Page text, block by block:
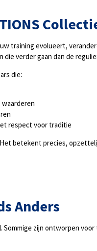
training evolueert,
verder gaan dan de
die:
waarderen
respect voor traditie
betekent precies,
Anders
Sommige zijn ontworpen